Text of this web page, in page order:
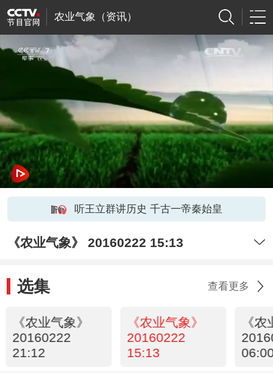
农业气象（资讯）
听王立群讲历史 千古一帝秦始皇
《农业气象》 20160222 15:13
选集 查看更多
《农业气象》
20160222
21:12
《农业气象》
20160222
15:13
《